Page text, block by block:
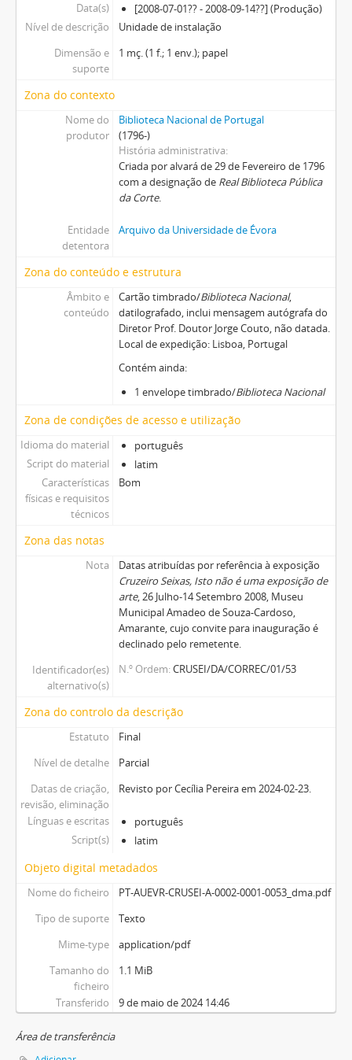
Data(s)
[2008-07-01?? - 2008-09-14??] (Produção)
Nível de descrição
Unidade de instalação
Dimensão e
suporte
1 mç. (1 f.; 1 env.); papel
Zona do contexto
Nome do
produtor
Biblioteca Nacional de Portugal
(1796-)
História administrativa
Criada por alvará de 29 de Fevereiro de 1796
com a designação de Real Biblioteca Pública
da Corte.
Entidade
detentora
Arquivo da Universidade de Évora
Zona do conteúdo e estrutura
Âmbito e
conteúdo
Cartão timbrado/Biblioteca Nacional,
datilografado, inclui mensagem autógrafa do
Diretor Prof. Doutor Jorge Couto, não datada.
Local de expedição: Lisboa, Portugal
Contém ainda:
1 envelope timbrado/Biblioteca Nacional
Zona de condições de acesso e utilização
Idioma do material
português
Script do material
latim
Características
físicas e requisitos
técnicos
Bom
Zona das notas
Nota
Datas atribuídas por referência à exposição
Cruzeiro Seixas, Isto não é uma exposição de
arte, 26 Julho-14 Setembro 2008, Museu
Municipal Amadeo de Souza-Cardoso,
Amarante, cujo convite para inauguração é
declinado pelo remetente.
Identificador(es)
alternativo(s)
N.º Ordem CRUSEI/DA/CORREC/01/53
Zona do controlo da descrição
Estatuto
Final
Nível de detalhe
Parcial
Datas de criação,
revisão, eliminação
Revisto por Cecília Pereira em 2024-02-23.
Línguas e escritas
português
Script(s)
latim
Objeto digital metadados
Nome do ficheiro
PT-AUEVR-CRUSEI-A-0002-0001-0053_dma.pdf
Tipo de suporte
Texto
Mime-type
application/pdf
Tamanho do
ficheiro
1.1 MiB
Transferido 9 de maio de 2024 14:46
Área de transferência